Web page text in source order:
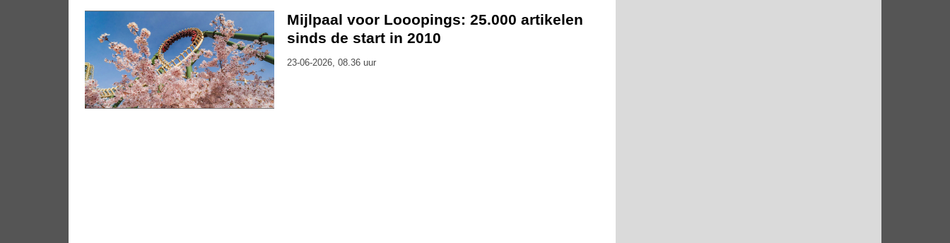
Mijlpaal voor Looopings: 25.000 artikelen
sinds de start in 2010
23-06-2026, 08.36 uur